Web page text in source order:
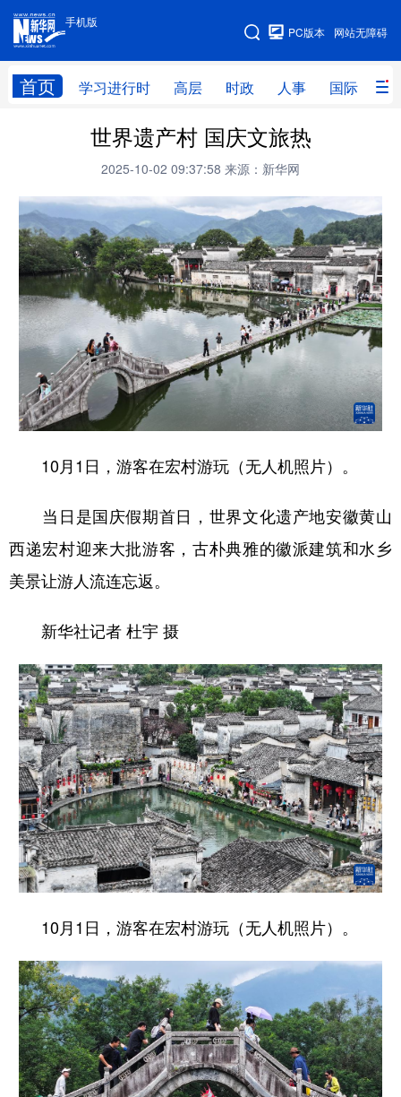
手机版
网站无障碍
PC版本
首页 学习进行时 高层 时政 人事 国际 财
手机版
网站地图
高层 时政
财经 网评
台湾 思客智库 全球连线 教育
科技 科创 量子 体育
文化 书画 健康 军事
访谈 视频 图片 政务
法律 中央文件 金融
食品 人居 信息化 数字经济
学术中国 乡村振兴 银龄 溯源中国
城市 旅游 能源 会展
彩票 娱乐 时尚 悦读
公益 一带一路 亚太网 上市公司
文化产业
北京 天津 河北 山西
辽宁 吉林 上海 江苏
浙江 安徽 福建 江西
山东 河南 湖北 湖南
广东 广西 海南 重庆
四川 贵州 云南 西藏
陕西 甘肃 青海 宁夏
新疆 内蒙古 黑龙江
多语种频道
English Español Français عربى
世界遗产村 国庆文旅热
2025-10-02 09:37:58 来源：新华网
10月1日，游客在宏村游玩（无人机照片）。
当日是国庆假期首日，世界文化遗产地安徽黄山
西递宏村迎来大批游客，古朴典雅的徽派建筑和水乡
美景让游人流连忘返。
新华社记者 杜宇 摄
10月1日，游客在宏村游玩（无人机照片）。